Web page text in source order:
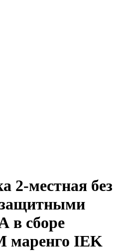
2-местная без
защитными
в сборе
IEK